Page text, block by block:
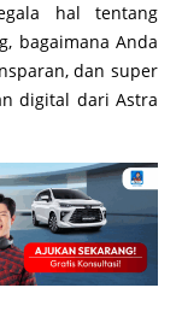
hal tentang
bagaimana Anda
dan super
digital dari Astra